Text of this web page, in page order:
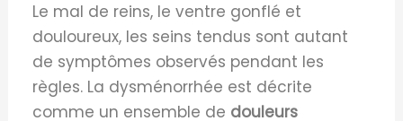
Le mal de reins, le ventre gonflé et
douloureux, les seins tendus sont autant
de symptômes observés pendant les
règles. La dysménorrhée est décrite
comme un ensemble de douleurs